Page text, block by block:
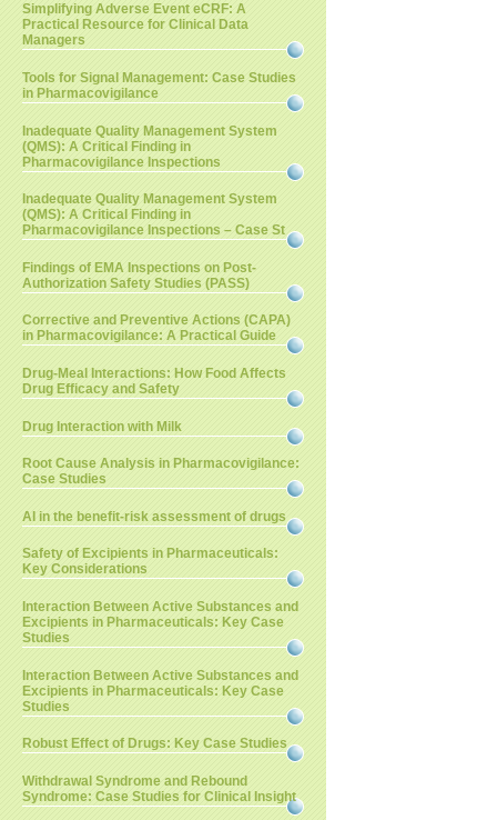
Simplifying Adverse Event eCRF: A
Practical Resource for Clinical Data
Managers
Tools for Signal Management: Case Studies
in Pharmacovigilance
Inadequate Quality Management System
(QMS): A Critical Finding in
Pharmacovigilance Inspections
Inadequate Quality Management System
(QMS): A Critical Finding in
Pharmacovigilance Inspections – Case St
Findings of EMA Inspections on Post-
Authorization Safety Studies (PASS)
Corrective and Preventive Actions (CAPA)
in Pharmacovigilance: A Practical Guide
Drug-Meal Interactions: How Food Affects
Drug Efficacy and Safety
Drug Interaction with Milk
Root Cause Analysis in Pharmacovigilance:
Case Studies
AI in the benefit-risk assessment of drugs
Safety of Excipients in Pharmaceuticals:
Key Considerations
Interaction Between Active Substances and
Excipients in Pharmaceuticals: Key Case
Studies
Interaction Between Active Substances and
Excipients in Pharmaceuticals: Key Case
Studies
Robust Effect of Drugs: Key Case Studies
Withdrawal Syndrome and Rebound
Syndrome: Case Studies for Clinical Insight